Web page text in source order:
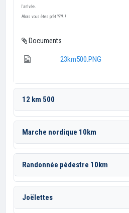
l'arrivée.
Alors vous êtes prêt ???!!!
Documents
23km500.PNG
12 km 500
Marche nordique 10km
Randonnée pédestre 10km
Joëlettes